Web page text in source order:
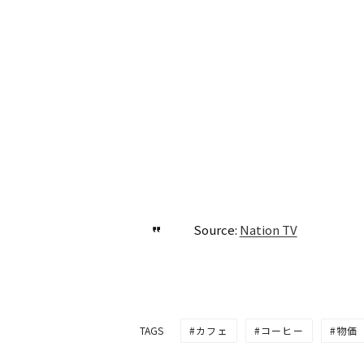
Source: Nation TV
TAGS カフェ コーヒー 物価